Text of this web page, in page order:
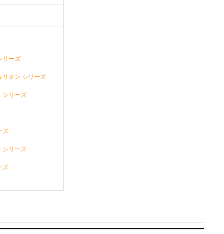
リーズ
リオン シリーズ
シリーズ
ズ
シリーズ
ズ